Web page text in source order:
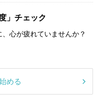
」チェック
心が疲れていませんか？
める